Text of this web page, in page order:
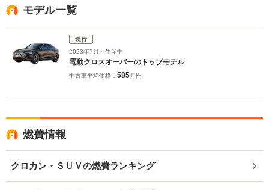
モデル一覧
現行
2023年7月～生産中
電動クロスオーバーのトップモデル
中古車平均価格： 585万円
燃費情報
クロカン・ＳＵＶの燃費ランキング